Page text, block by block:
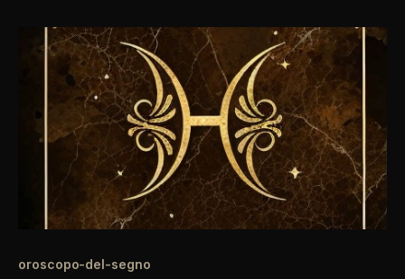
attenzione a non lasciarvi sopraffare da pensieri
confusi. Le stelle oggi
oroscopo-del-segno